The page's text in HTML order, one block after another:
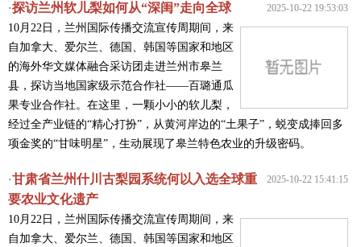
2025-10-22 19:53:03
·探访兰州软儿梨如何从“深闺”走向全球
10月22日，兰州国际传播交流宣传周期间，来
自加拿大、爱尔兰、德国、韩国等国家和地区
的海外华文媒体融合采访团走进兰州市皋兰
县，探访当地国家级示范合作社——百璐通瓜
果专业合作社。在这里，一颗小小的软儿梨，
经过全产业链的“精心打扮”，从黄河岸边的“土果子”，蜕变成捧回多
项金奖的“甘味明星”，生动展现了皋兰特色农业的升级密码。
2025-10-22 15:41:15
·甘肃省兰州什川古梨园系统何以入选全球重
要农业文化遗产
10月22日，兰州国际传播交流宣传周期间，来
自加拿大、爱尔兰、德国、韩国等国家和地区